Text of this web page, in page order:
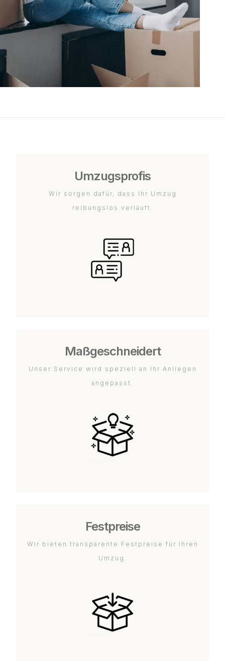
Umzugsprofis
Wir sorgen dafür, dass Ihr Umzug
reibungslos verläuft.
Maßgeschneidert
Unser Service wird speziell an Ihr Anliegen
angepasst.
Festpreise
Wir bieten transparente Festpreise für Ihren
Umzug.